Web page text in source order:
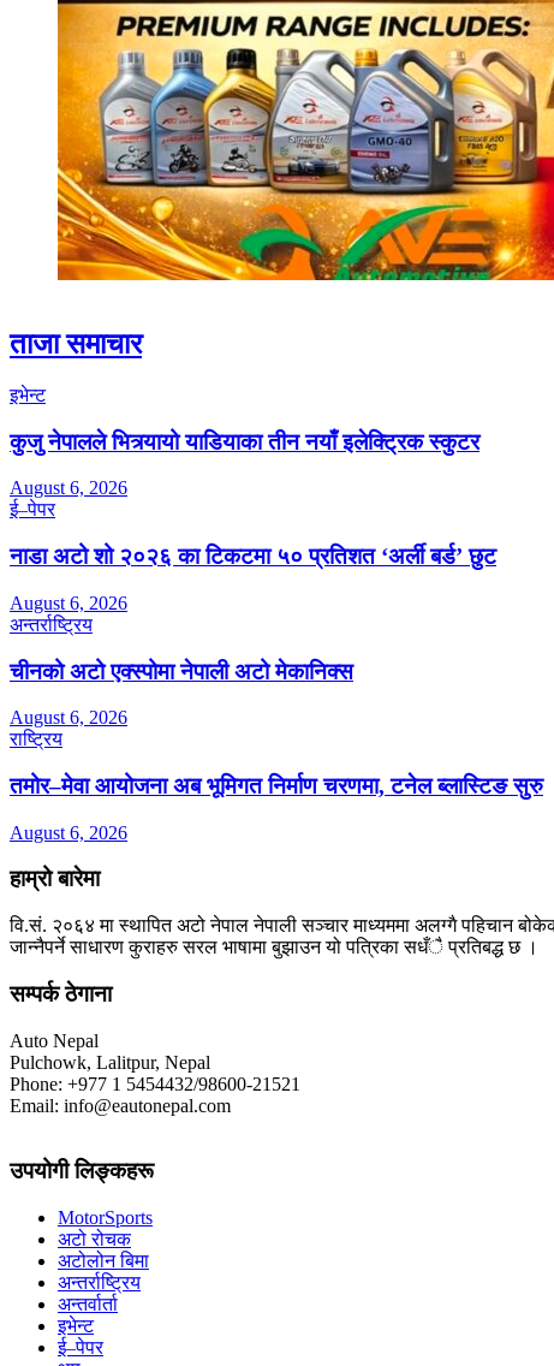
ताजा समाचार
इभेन्ट
कुजु नेपालले भित्र्यायो याडियाका तीन नयाँ इलेक्ट्रिक स्कुटर
August 6, 2026
ई–पेपर
नाडा अटो शो २०२६ का टिकटमा ५० प्रतिशत ‘अर्ली बर्ड’ छुट
August 6, 2026
अन्तर्राष्ट्रिय
चीनको अटो एक्स्पोमा नेपाली अटो मेकानिक्स
August 6, 2026
राष्ट्रिय
तमोर–मेवा आयोजना अब भूमिगत निर्माण चरणमा, टनेल ब्लास्टिङ सुरु
August 6, 2026
हाम्रो बारेमा
वि.सं. २०६४ मा स्थापित अटो नेपाल नेपाली सञ्चार माध्यममा अलग्गै पहिचान
जान्नैपर्ने साधारण कुराहरु सरल भाषामा बुझाउन यो पत्रिका सधँै प्रतिबद्ध छ ।
सम्पर्क ठेगाना
Auto Nepal
Pulchowk, Lalitpur, Nepal
Phone: +977 1 5454432/98600-21521
Email: info@eautonepal.com
उपयोगी लिङ्कहरू
MotorSports
अटो रोचक
अटोलोन बिमा
अन्तर्राष्ट्रिय
अन्तर्वार्ता
इभेन्ट
ई–पेपर